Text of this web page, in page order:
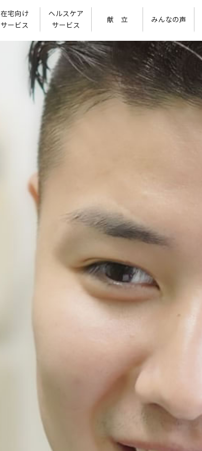
在宅向け
サービス
ヘルスケア
サービス
献 立 みんなの声